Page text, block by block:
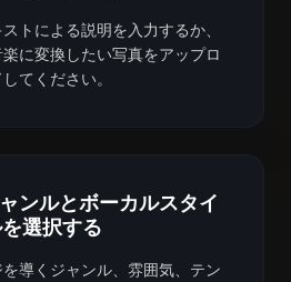
トによる説明を入力するか、
に変換したい写真をアップロ
てください。
ンルとボーカルスタイ
選択する
導くジャンル、雰囲気、テン